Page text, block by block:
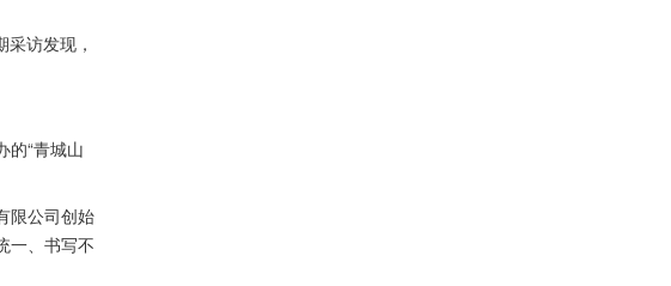
访发现，
的“青城山
限公司创始
一、书写不